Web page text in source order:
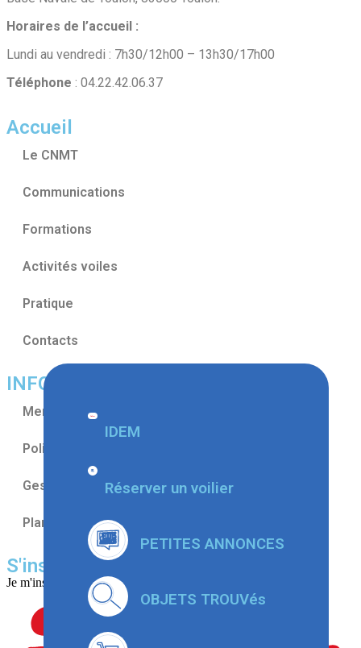
IDEM
Réserver un voilier
PETITES ANNONCES
OBJETS TROUVés
Horaires de l’accueil :
Lundi au vendredi : 7h30/12h00 – 13h30/17h00
Téléphone : 04.22.42.06.37
Accueil
Le CNMT
Communications
Formations
Activités voiles
Pratique
Contacts
INFORMATIONS
Mentions légales
Politique de confidentialités
Gestion des cookies
Plan du site
S'inscrire au CNMT
Je m'inscris par